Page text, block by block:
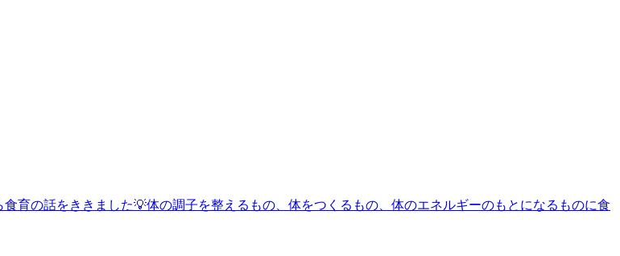
育の話をききました💡体の調子を整えるもの、体をつくるもの、体のエネルギーのもとになるものに食